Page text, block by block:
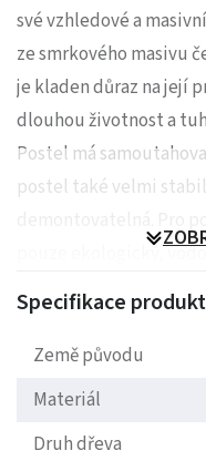
své vzhledové a
ze smrkového masivu
je kladen důraz na její
dlouhou životnost a
Postel má
postel také velmi
demontovatelná. Pro
pouze ekologický,
Nabízíme také
velikosti 200x80, 90,
možnost atypu (cena
(horní hrany) je 35 cm
Specifikace
Země původu
Materiál
Druh dřeva